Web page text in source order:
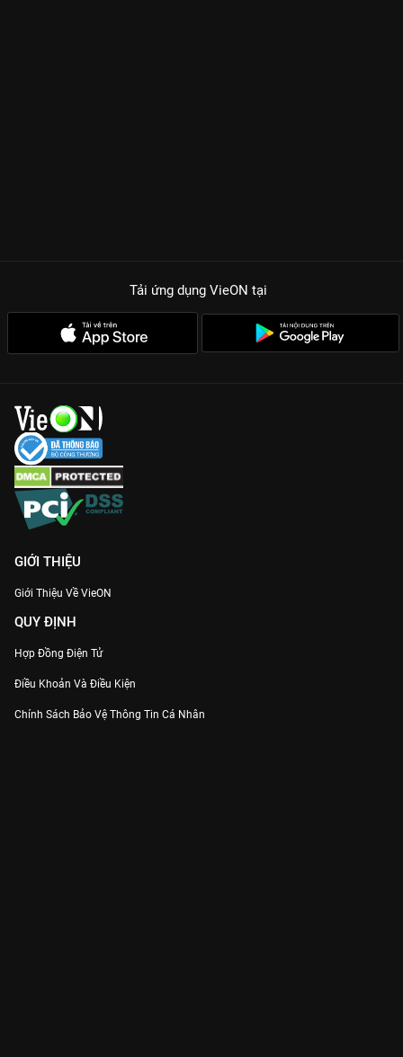
Tải ứng dụng VieON tại
GIỚI THIỆU
Giới Thiệu Về VieON
QUY ĐỊNH
Hợp Đồng Điện Tử
Điều Khoản Và Điều Kiện
Chính Sách Bảo Vệ Thông Tin Cá Nhân